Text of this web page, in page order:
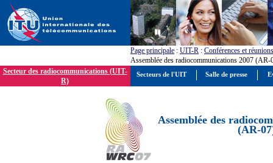
Page principale : UIT-R : Conférences et réunions
Assemblée des radiocommunications 2007 (AR-
Secteur des radiocommunications (UIT-
R)
Assemblée des
(AR-
Secteurs de l'UIT Salle de presse